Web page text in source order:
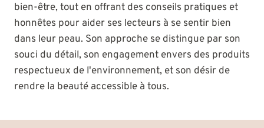
bien-être, tout en offrant des conseils pratiques et
honnêtes pour aider ses lecteurs à se sentir bien
dans leur peau. Son approche se distingue par son
souci du détail, son engagement envers des produits
respectueux de l'environnement, et son désir de
rendre la beauté accessible à tous.